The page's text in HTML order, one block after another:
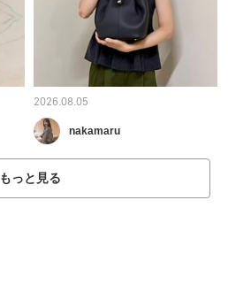
2026.08.05
nakamaru
もっと見る